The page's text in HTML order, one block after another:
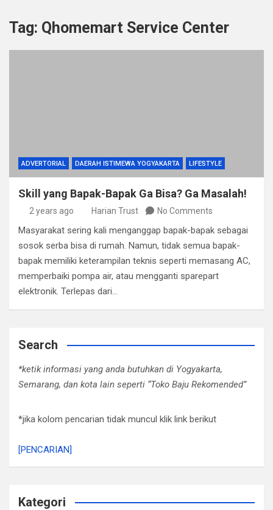
Tag: Qhomemart Service Center
ADVERTORIAL DAERAH ISTIMEWA YOGYAKARTA LIFESTYLE
Skill yang Bapak-Bapak Ga Bisa? Ga Masalah!
2 years ago Harian Trust No Comments
Masyarakat sering kali menganggap bapak-bapak sebagai
sosok serba bisa di rumah. Namun, tidak semua bapak-
bapak memiliki keterampilan teknis seperti memasang AC,
memperbaiki pompa air, atau mengganti sparepart
elektronik. Terlepas dari…
Search
*ketik informasi yang anda butuhkan di Yogyakarta,
Semarang, dan kota lain seperti “Toko Baju Rekomended”
*jika kolom pencarian tidak muncul klik link berikut
[PENCARIAN]
Kategori